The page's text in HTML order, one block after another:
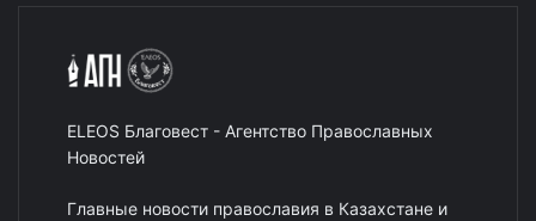
ELEOS Благовест - Агентство Православных
Новостей
Главные новости православия в Казахстане и